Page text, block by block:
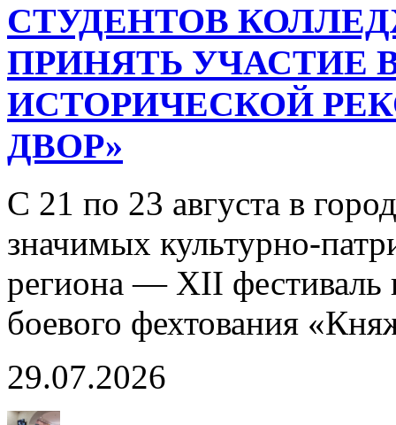
СТУДЕНТОВ
ПРИНЯТЬ УЧАСТИЕ
ИСТОРИЧЕСКОЙ
ДВОР»
С 21 по 23 августа в
значимых культурно-
региона — XII фестиваль
боевого фехтования
29.07.2026